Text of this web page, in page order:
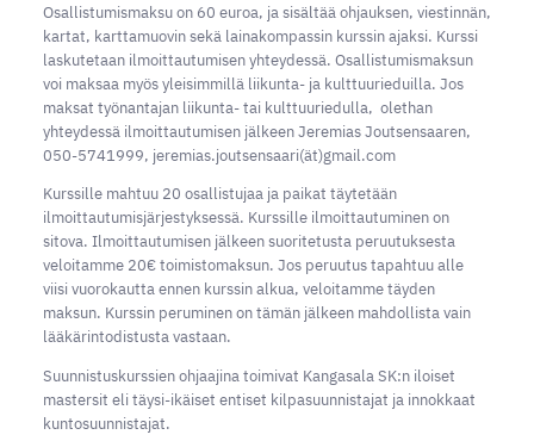
Osallistumismaksu on 60 euroa, ja sisältää ohjauksen, viestinnän,
kartat, karttamuovin sekä lainakompassin kurssin ajaksi. Kurssi
laskutetaan ilmoittautumisen yhteydessä. Osallistumismaksun
voi maksaa myös yleisimmillä liikunta- ja kulttuurieduilla. Jos
maksat työnantajan liikunta- tai kulttuuriedulla, olethan
yhteydessä ilmoittautumisen jälkeen Jeremias Joutsensaaren,
050-5741999, jeremias.joutsensaari(ät)gmail.com
Kurssille mahtuu 20 osallistujaa ja paikat täytetään
ilmoittautumisjärjestyksessä. Kurssille ilmoittautuminen on
sitova. Ilmoittautumisen jälkeen suoritetusta peruutuksesta
veloitamme 20€ toimistomaksun. Jos peruutus tapahtuu alle
viisi vuorokautta ennen kurssin alkua, veloitamme täyden
maksun. Kurssin peruminen on tämän jälkeen mahdollista vain
lääkärintodistusta vastaan.
Suunnistuskurssien ohjaajina toimivat Kangasala SK:n iloiset
mastersit eli täysi-ikäiset entiset kilpasuunnistajat ja innokkaat
kuntosuunnistajat.